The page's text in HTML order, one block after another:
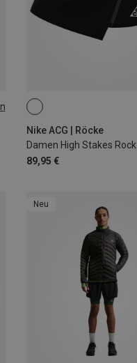
Nike ACG | Röcke
Damen High Stakes Rock
89,95 €
XS
Neu